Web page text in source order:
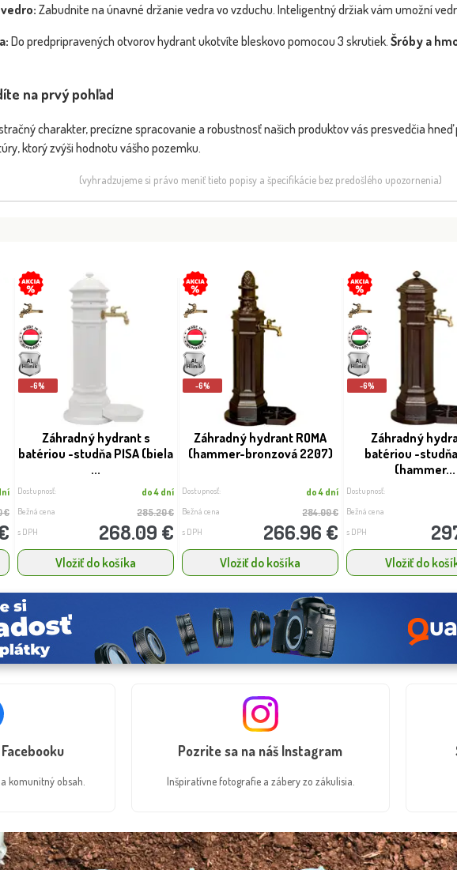
Zabudnite na únavné držanie vedra vo vzduchu. Inteligentný držiak vám umožní
Do predpripravených otvorov hydrant ukotvíte bleskovo pomocou 3 skrutiek. Šróby a
na prvý pohľad
charakter, precízne spracovanie a robustnosť našich produktov vás presvedčia
ktorý zvýši hodnotu vášho pozemku.
(vyhradzujeme si právo meniť tieto popisy a špecifikácie bez predošlého upozornenia)
€
-6%
Záhradný hydrant s
batériou -studňa PISA (biela
...
Dostupnosť: do 4 dní
Bežná cena 285.20 €
s DPH 268.09 €
Vložiť do košíka
-6%
Záhradný hydrant ROMA
(hammer-bronzová 2207)
Dostupnosť: do 4 dní
Bežná cena 284.00 €
s DPH 266.96 €
Vložiť do košíka
-6%
Záhradný
batériou -
(hammer...
Dostupnosť:
Bežná cena
s DPH
Vložiť do
komunitný obsah.
Pozrite sa na náš Instagram
Inšpiratívne fotografie a zábery zo zákulisia.